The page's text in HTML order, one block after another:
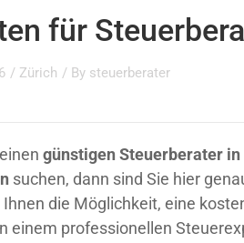
für
/ Zürich / By steuerberater
günstigen Steuerberater in
suchen, dann sind Sie hier
die Möglichkeit, eine
einem professionellen